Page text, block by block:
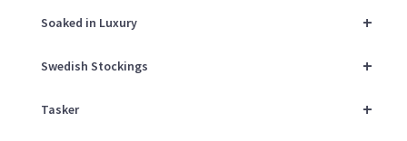
+
Soaked in Luxury
+
Swedish Stockings
+
Tasker